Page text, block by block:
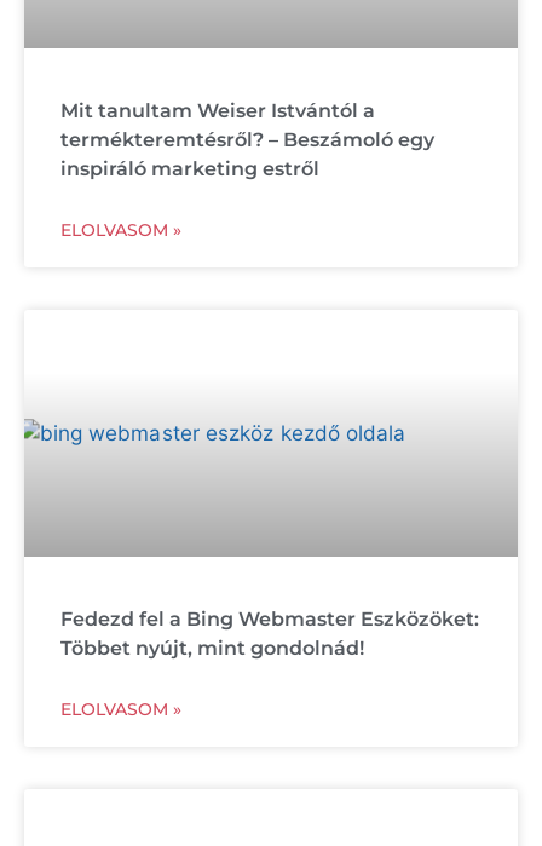
Mit tanultam Weiser Istvántól a
termékteremtésről? – Beszámoló egy
inspiráló marketing estről
ELOLVASOM »
Fedezd fel a Bing Webmaster Eszközöket:
Többet nyújt, mint gondolnád!
ELOLVASOM »